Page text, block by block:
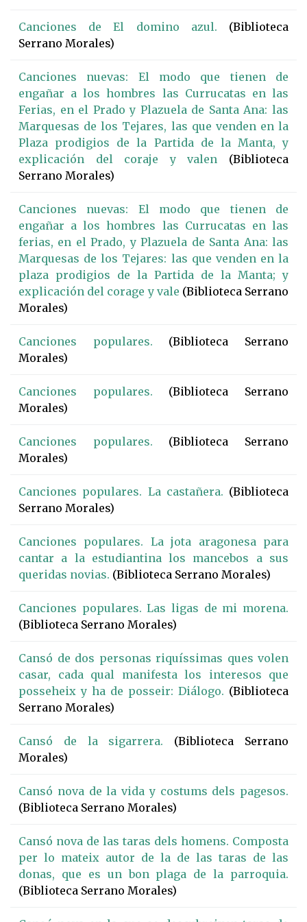
Canciones de El domino azul. (Biblioteca
Serrano Morales)
Canciones nuevas: El modo que tienen de
engañar a los hombres las Currucatas en las
Ferias, en el Prado y Plazuela de Santa Ana: las
Marquesas de los Tejares, las que venden en la
Plaza prodigios de la Partida de la Manta, y
explicación del coraje y valen (Biblioteca
Serrano Morales)
Canciones nuevas: El modo que tienen de
engañar a los hombres las Currucatas en las
ferias, en el Prado, y Plazuela de Santa Ana: las
Marquesas de los Tejares: las que venden en la
plaza prodigios de la Partida de la Manta; y
explicación del corage y vale (Biblioteca Serrano
Morales)
Canciones populares. (Biblioteca Serrano
Morales)
Canciones populares. (Biblioteca Serrano
Morales)
Canciones populares. (Biblioteca Serrano
Morales)
Canciones populares. La castañera. (Biblioteca
Serrano Morales)
Canciones populares. La jota aragonesa para
cantar a la estudiantina los mancebos a sus
queridas novias. (Biblioteca Serrano Morales)
Canciones populares. Las ligas de mi morena.
(Biblioteca Serrano Morales)
Cansó de dos personas riquíssimas ques volen
casar, cada qual manifesta los interesos que
posseheix y ha de posseir: Diálogo. (Biblioteca
Serrano Morales)
Cansó de la sigarrera. (Biblioteca Serrano
Morales)
Cansó nova de la vida y costums dels pagesos.
(Biblioteca Serrano Morales)
Cansó nova de las taras dels homens. Composta
per lo mateix autor de la de las taras de las
donas, que es un bon plaga de la parroquia.
(Biblioteca Serrano Morales)